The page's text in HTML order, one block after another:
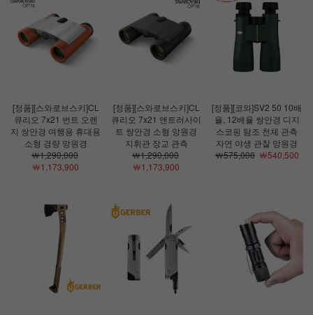
[정품][스와로브스키]CL
큐리오 7x21 번트 오렌
지 쌍안경 여행용 휴대용
소형 경량 망원경
￦1,290,000
￦1,173,900
[정품][스와로브스키]CL
큐리오 7x21 앤트러사이
트 쌍안경 소형 망원경
지휘관 장교 관측
￦1,290,000
￦1,173,900
[정품][코와]SV2 50 10배
율, 12배율 쌍안경 디지
스코핑 탐조 천체 관측
자연 야생 관찰 망원경
￦575,000￦540,500